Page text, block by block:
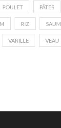
POULET PÂTES
RIZ
VANILLE VEAU